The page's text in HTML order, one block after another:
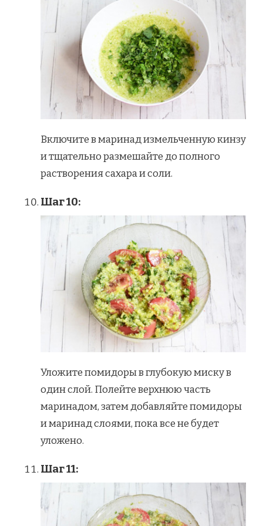
Включите в маринад измельченную кинзу
и тщательно размешайте до полного
растворения сахара и соли.
Шаг 10:
Уложите помидоры в глубокую миску в
один слой. Полейте верхнюю часть
маринадом, затем добавляйте помидоры
и маринад слоями, пока все не будет
уложено.
Шаг 11: